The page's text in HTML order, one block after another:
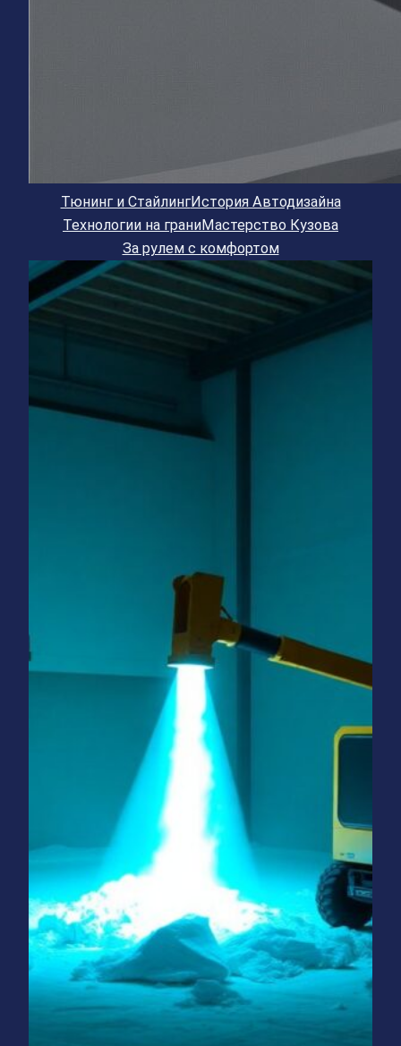
Тюнинг и СтайлингИстория Автодизайна
Технологии на граниМастерство Кузова
За рулем с комфортом